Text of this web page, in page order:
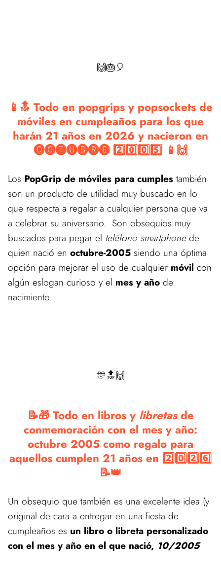
🙌🎂🎈
📱🔝 Todo en popgrips y popsockets de
móviles en cumpleaños para los que
harán 21 años en 2026 y nacieron en
🅞🅒🅣🅤🅑🅡🅔 2️⃣0️⃣0️⃣5️⃣ 📱🙌
Los PopGrip de móviles para cumples también
son un producto de utilidad muy buscado en lo
que respecta a regalar a cualquier persona que va
a celebrar su aniversario. Son obsequios muy
buscados para pegar el teléfono smartphonede
quien nació en octubre-2005 siendo una óptima
opción para mejorar el uso de cualquier móvil con
algún eslogan curioso y el mes y año de
nacimiento.
🎊🔝🙌
📝🎁 Todo en libros y libretasde
conmemoración con el mes y año:
octubre 2005 como regalo para
aquellos cumplen 21 años en 2️⃣0️⃣2️⃣6️⃣
📝👑
Un obsequio que también es una excelente idea (y
original de cara a entregar en una fiesta de
cumpleaños es un libro o libreta personalizado
con el mes y año en el que nació, 10/2005